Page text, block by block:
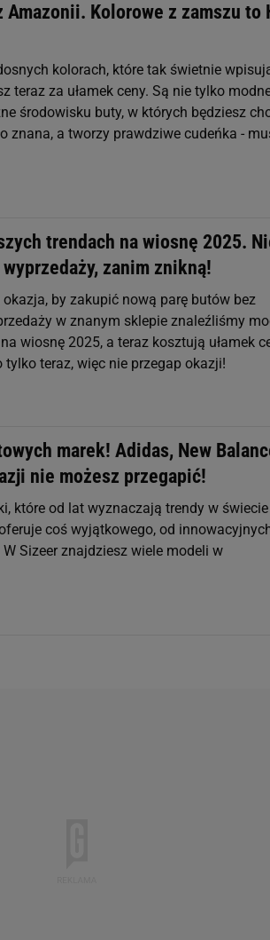
Kolorowe z zamszu to
kolorach, które tak świetnie
teraz za ułamek ceny. Są nie tylko
środowisku buty, w których będziesz
znana, a tworzy prawdziwe cudeńka -
trendach na wiosnę 2025.
zanim znikną!
by zakupić nową parę butów bez
w znanym sklepie znaleźliśmy
wiosnę 2025, a teraz kosztują ułamek
teraz, więc nie przegap okazji!
marek! Adidas, New
nie możesz przegapić!
które od lat wyznaczają trendy w świecie
coś wyjątkowego, od
Sizeer znajdziesz wiele modeli w